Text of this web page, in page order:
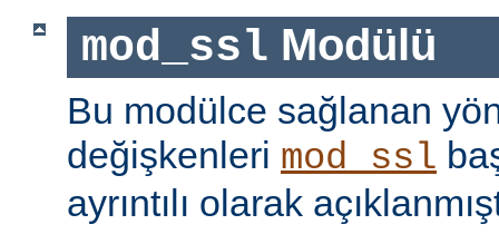
mod_ssl Modülü
Bu modülce sağlanan
değişkenleri mod_ssl
ayrıntılı olarak